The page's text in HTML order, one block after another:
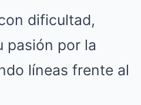
dificultad,
pasión por la
líneas frente al